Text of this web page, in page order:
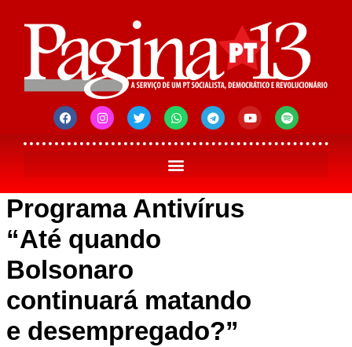
Programa Antivírus
“Até quando
Bolsonaro
continuará matando
e desempregado?”